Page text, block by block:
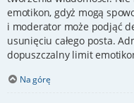
emotikon, gdyż mogą
i moderator może podjąć
usunięciu całego posta.
dopuszczalny limit
Na górę